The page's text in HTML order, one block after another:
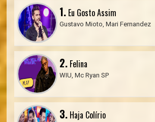
1. Eu Gosto Assim
Gustavo Mioto, Mari Fernandez
2. Felina
WIU, Mc Ryan SP
3. Haja Colírio